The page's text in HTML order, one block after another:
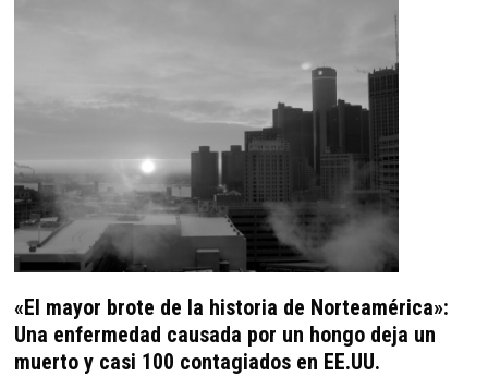
«El mayor brote de la historia de Norteamérica»:
Una enfermedad causada por un hongo deja un
muerto y casi 100 contagiados en EE.UU.